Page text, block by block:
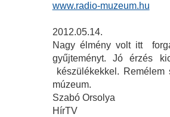
www.radio-muzeum.hu
2012.05.14.
Nagy élmény volt itt
gyűjteményt. Jó érzés
készülékekkel.
múzeum.
Szabó Orsolya
HírTV